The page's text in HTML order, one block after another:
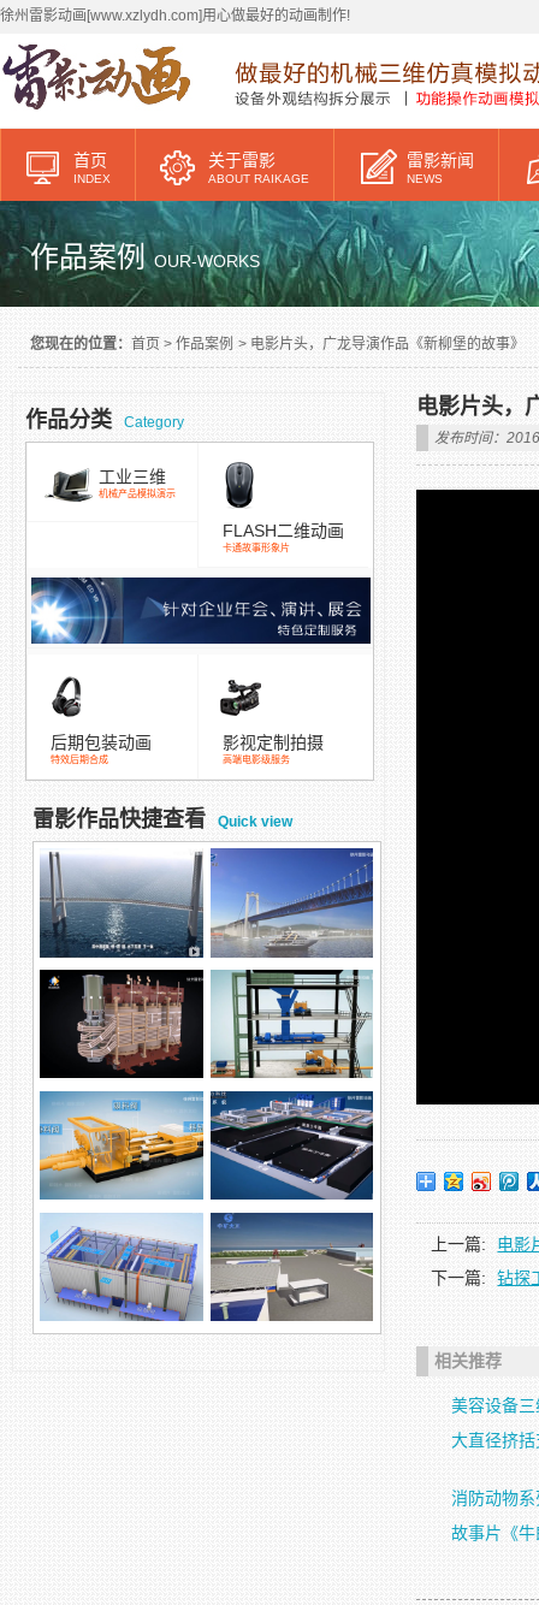
徐州雷影动画[www.xzlydh.com]用心做最好的动画制作!
首页
INDEX
关于雷影
ABOUT RAIKAGE
雷影新闻
NEWS
作品案例OUR-WORKS
您现在的位置： 首页 > 作品案例 > 电影片头，广龙导演作品《新柳堡的故事》
作品分类 Category
工业三维
机械产品模拟演示
FLASH二维动画
卡通故事形象片
后期包装动画
特效后期合成
影视定制拍摄
高端电影级服务
雷影作品快捷查看 Quick view
跨海大桥混凝土涂装方
案，防腐方案
五峰山长江大桥除湿演
示动画
徐州变压器模型展示 三
维设备拆分动画
浓浆泵业废物处理
柱塞泵环保产品 自动化科技，煤矿领域
电影片头，
发布时间：
上一篇:
电影
下一篇:
钻探
相关推荐
美容设备
大直径挤
消防动物
故事片《